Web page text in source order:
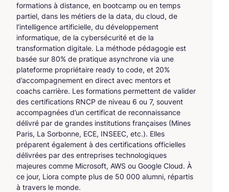
formations à distance, en bootcamp ou en temps
partiel, dans les métiers de la data, du cloud, de
l’intelligence artificielle, du développement
informatique, de la cybersécurité et de la
transformation digitale. La méthode pédagogie est
basée sur 80% de pratique asynchrone via une
plateforme propriétaire ready to code, et 20%
d’accompagnement en direct avec mentors et
coachs carrière. Les formations permettent de valider
des certifications RNCP de niveau 6 ou 7, souvent
accompagnées d’un certificat de reconnaissance
délivré par de grandes institutions françaises (Mines
Paris, La Sorbonne, ECE, INSEEC, etc.). Elles
préparent également à des certifications officielles
délivrées par des entreprises technologiques
majeures comme Microsoft, AWS ou Google Cloud. À
ce jour, Liora compte plus de 50 000 alumni, répartis
à travers le monde.